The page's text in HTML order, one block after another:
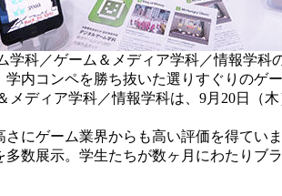
科／ゲーム＆メディア学科／情報学
内コンペを勝ち抜いた選りすぐりのゲ
ディア学科／情報学科は、9月20日（
にゲーム業界からも高い評価を得ていま
数展示。学生たちが数ヶ月にわたりブ